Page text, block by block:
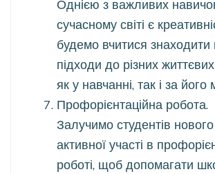
Однією з важливих
сучасному світі є
будемо вчитися знаходити
підходи до різних
як у навчанні, так і за
Профорієнтаційна робота.
Залучимо студентів
активної участі в
роботі, щоб допомагати